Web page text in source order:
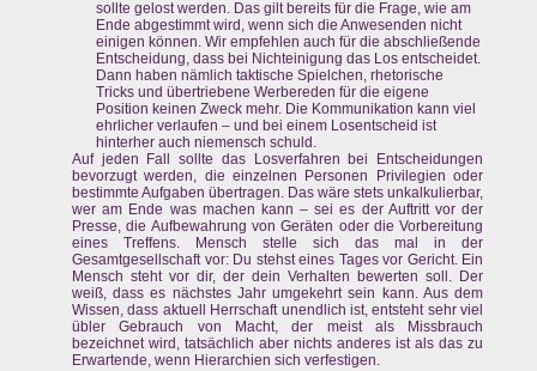
sollte gelost werden. Das gilt bereits für die Frage, wie am
Ende abgestimmt wird, wenn sich die Anwesenden nicht
einigen können. Wir empfehlen auch für die abschließende
Entscheidung, dass bei Nichteinigung das Los entscheidet.
Dann haben nämlich taktische Spielchen, rhetorische
Tricks und übertriebene Werbereden für die eigene
Position keinen Zweck mehr. Die Kommunikation kann viel
ehrlicher verlaufen – und bei einem Losentscheid ist
hinterher auch niemensch schuld.
Auf jeden Fall sollte das Losverfahren bei Entscheidungen
bevorzugt werden, die einzelnen Personen Privilegien oder
bestimmte Aufgaben übertragen. Das wäre stets unkalkulierbar,
wer am Ende was machen kann – sei es der Auftritt vor der
Presse, die Aufbewahrung von Geräten oder die Vorbereitung
eines Treffens. Mensch stelle sich das mal in der
Gesamtgesellschaft vor: Du stehst eines Tages vor Gericht. Ein
Mensch steht vor dir, der dein Verhalten bewerten soll. Der
weiß, dass es nächstes Jahr umgekehrt sein kann. Aus dem
Wissen, dass aktuell Herrschaft unendlich ist, entsteht sehr viel
übler Gebrauch von Macht, der meist als Missbrauch
bezeichnet wird, tatsächlich aber nichts anderes ist als das zu
Erwartende, wenn Hierarchien sich verfestigen.